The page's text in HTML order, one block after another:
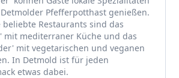
Pfefferpotthast genießen.
beliebte Restaurants sind das
mit mediterraner Küche und das
mit vegetarischen und veganen
In Detmold ist für jeden
etwas dabei.